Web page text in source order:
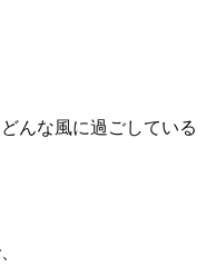
んな風に過ごしている